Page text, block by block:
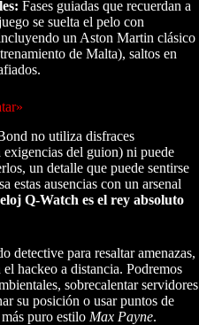
Fases guiadas que recuerdan a
se suelta el pelo con
un Aston Martin clásico
de Malta), saltos en
no utiliza disfraces
exigencias del guion) ni puede
un detalle que puede sentirse
estas ausencias con un arsenal
Q-Watch es el rey absoluto
detective para resaltar amenazas,
hackeo a distancia. Podremos
sobrecalentar servidores
su posición o usar puntos de
puro estilo Max Payne.